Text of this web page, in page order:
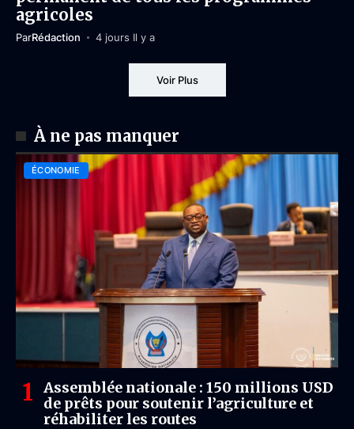
agricoles
ParRédaction 4 jours Il y a
Voir Plus
À ne pas manquer
ÉCONOMIE
Assemblée nationale : 150 millions USD
de prêts pour soutenir l’agriculture et
réhabiliter les routes